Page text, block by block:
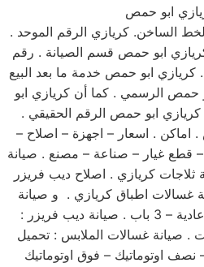
الساخن. كريازي الرقم الموحد .
ابو حمص قسم الصيانة . رقم
ابو حمص خدمة ما بعد البيع
حمص الرسمي . كما أن كريازي ابو
ابو حمص الرقم الحقيقي .
. اسعار – اجهزة – اصلاح –
قطع غيار – صناعة – مصنع . صيانة
كريازي . اصلاح ديب فريزر
غسالات اطباق كريازي . و صيانة
الثلاجات : نوفروست – عادية – 3 باب . صيانة ديب فريزر :
صيانة غسالات الملابس : تحميل
اوتوماتيك – فوق اوتوماتيك